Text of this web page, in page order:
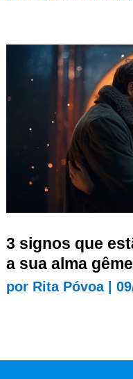
3 signos que
a sua alma
por Rita Póvoa|